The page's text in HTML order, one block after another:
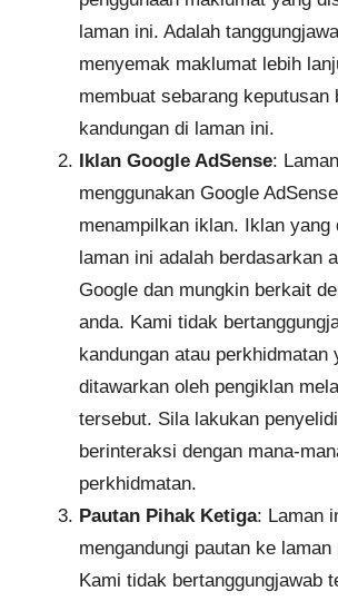
laman ini. Adalah
menyemak maklumat lebih
membuat sebarang keputusan
kandungan di laman ini.
Iklan Google AdSense:
menggunakan Google
menampilkan iklan. Iklan yang
laman ini adalah berdasarkan
Google dan mungkin berkait
anda. Kami tidak
kandungan atau perkhidmatan
ditawarkan oleh pengiklan
tersebut. Sila lakukan
berinteraksi dengan mana-
perkhidmatan.
Pautan Pihak Ketiga: Laman
mengandungi pautan ke
Kami tidak bertanggungjawab